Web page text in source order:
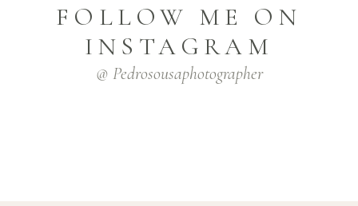
FOLLOW ME ON
INSTAGRAM
@ Pedrosousaphotographer